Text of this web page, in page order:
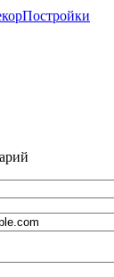
Постройки